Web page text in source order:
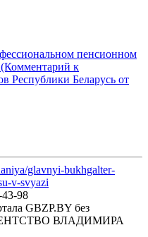
пенсионном
(Комментарий к
Республики Беларусь от
glavnyi-bukhgalter-
v-svyazi
98
GBZP.BY без
ВЛАДИМИРА